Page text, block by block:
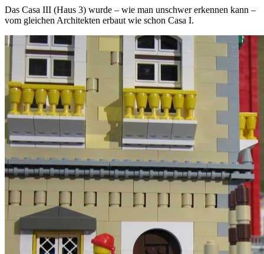
Das Casa III (Haus 3) wurde – wie man unschwer erkennen kann –
vom gleichen Architekten erbaut wie schon Casa I.